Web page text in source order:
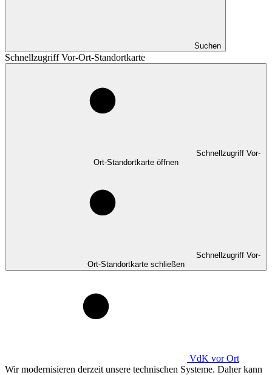
Suchen
Schnellzugriff Vor-Ort-Standortkarte
Schnellzugriff Vor-
Ort-Standortkarte öffnen
Schnellzugriff Vor-
Ort-Standortkarte schließen
VdK vor Ort
Wir modernisieren derzeit unsere technischen Systeme. Daher kann